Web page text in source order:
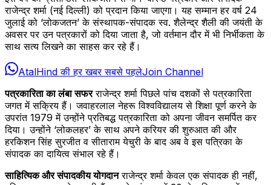
राजेन्द्र शर्मा (नई दिल्ली) को प्रदान किया जाएगा। यह सम्मान हर वर्ष 24
जुलाई को ‘लोकजतन’ के संस्थापक-संपादक स्व. शैलेन्द्र शैली की जयंती के
अवसर पर उन पत्रकारों को दिया जाता है, जो वर्तमान दौर में भी निर्भीकता के
साथ सत्य लिखने का साहस कर रहे हैं।
AtalHind की हर खबर सबसे पहलेJoin Channel
पत्रकारिता का लंबा सफरराजेन्द्र शर्मा पिछले पांच दशकों से पत्रकारिता
जगत में सक्रिय हैं। जवाहरलाल नेहरू विश्वविद्यालय से शिक्षा पूर्ण करने के
उपरांत 1979 में उन्होंने प्रतिबद्ध पत्रकारिता को अपना जीवन समर्पित कर
दिया। उन्होंने ‘लोकलहर’ के साथ अपने करियर की शुरुआत की और
हरकिशन सिंह सुरजीत व सीताराम येचुरी के बाद अब वे इस पत्रिका के
संपादक का दायित्व संभाल रहे हैं।
साहित्यिक और संपादकीय योगदानराजेन्द्र शर्मा केवल एक संपादक ही नहीं,